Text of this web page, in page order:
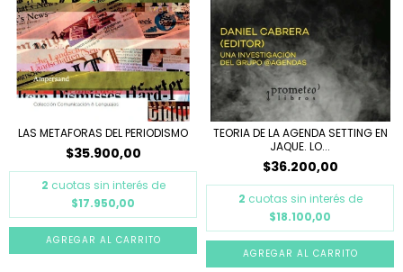
LAS METAFORAS DEL PERIODISMO
$35.900,00
2 cuotas sin interés de
$17.950,00
TEORIA DE LA AGENDA SETTING EN
JAQUE. LO...
$36.200,00
2 cuotas sin interés de
$18.100,00